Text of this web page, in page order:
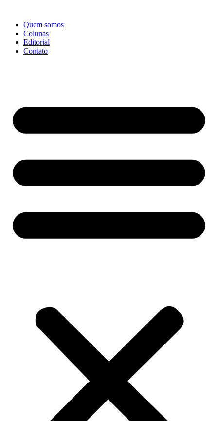
conteúdo
Quem somos
Colunas
Editorial
Contato